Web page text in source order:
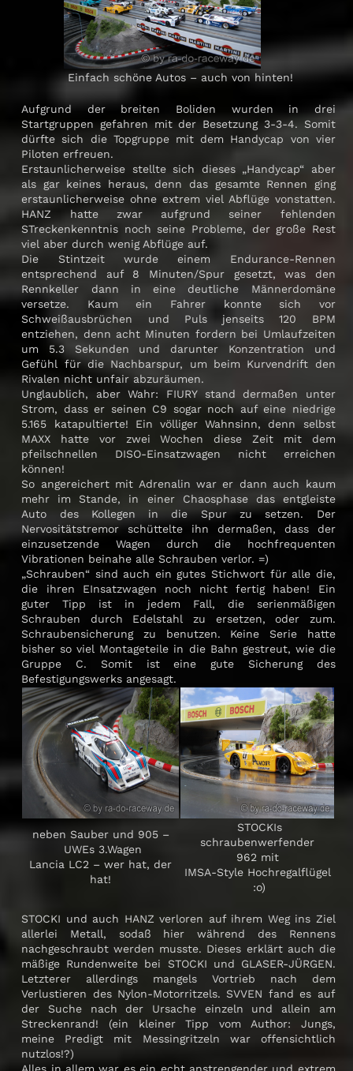
Einfach schöne Autos – auch von hinten!
Aufgrund der breiten Boliden wurden in drei
Startgruppen gefahren mit der Besetzung 3-3-4. Somit
dürfte sich die Topgruppe mit dem Handycap von vier
Piloten erfreuen.
Erstaunlicherweise stellte sich dieses „Handycap“ aber
als gar keines heraus, denn das gesamte Rennen ging
erstaunlicherweise ohne extrem viel Abflüge vonstatten.
HANZ hatte zwar aufgrund seiner fehlenden
STreckenkenntnis noch seine Probleme, der große Rest
viel aber durch wenig Abflüge auf.
Die Stintzeit wurde einem Endurance-Rennen
entsprechend auf 8 Minuten/Spur gesetzt, was den
Rennkeller dann in eine deutliche Männerdomäne
versetze. Kaum ein Fahrer konnte sich vor
Schweißausbrüchen und Puls jenseits 120 BPM
entziehen, denn acht Minuten fordern bei Umlaufzeiten
um 5.3 Sekunden und darunter Konzentration und
Gefühl für die Nachbarspur, um beim Kurvendrift den
Rivalen nicht unfair abzuräumen.
Unglaublich, aber Wahr: FIURY stand dermaßen unter
Strom, dass er seinen C9 sogar noch auf eine niedrige
5.165 katapultierte! Ein völliger Wahnsinn, denn selbst
MAXX hatte vor zwei Wochen diese Zeit mit dem
pfeilschnellen DISO-Einsatzwagen nicht erreichen
können!
So angereichert mit Adrenalin war er dann auch kaum
mehr im Stande, in einer Chaosphase das entgleiste
Auto des Kollegen in die Spur zu setzen. Der
Nervositätstremor schüttelte ihn dermaßen, dass der
einzusetzende Wagen durch die hochfrequenten
Vibrationen beinahe alle Schrauben verlor. =)
„Schrauben“ sind auch ein gutes Stichwort für alle die,
die ihren EInsatzwagen noch nicht fertig haben! Ein
guter Tipp ist in jedem Fall, die serienmäßigen
Schrauben durch Edelstahl zu ersetzen, oder zum.
Schraubensicherung zu benutzen. Keine Serie hatte
bisher so viel Montageteile in die Bahn gestreut, wie die
Gruppe C. Somit ist eine gute Sicherung des
Befestigungswerks angesagt.
neben Sauber und 905 –
UWEs 3.Wagen
Lancia LC2 – wer hat, der
hat!
STOCKIs
schraubenwerfender
962 mit
IMSA-Style Hochregalflügel
:o)
STOCKI und auch HANZ verloren auf ihrem Weg ins Ziel
allerlei Metall, sodaß hier während des Rennens
nachgeschraubt werden musste. Dieses erklärt auch die
mäßige Rundenweite bei STOCKI und GLASER-JÜRGEN.
Letzterer allerdings mangels Vortrieb nach dem
Verlustieren des Nylon-Motorritzels. SVVEN fand es auf
der Suche nach der Ursache einzeln und allein am
Streckenrand! (ein kleiner Tipp vom Author: Jungs,
meine Predigt mit Messingritzeln war offensichtlich
nutzlos!?)